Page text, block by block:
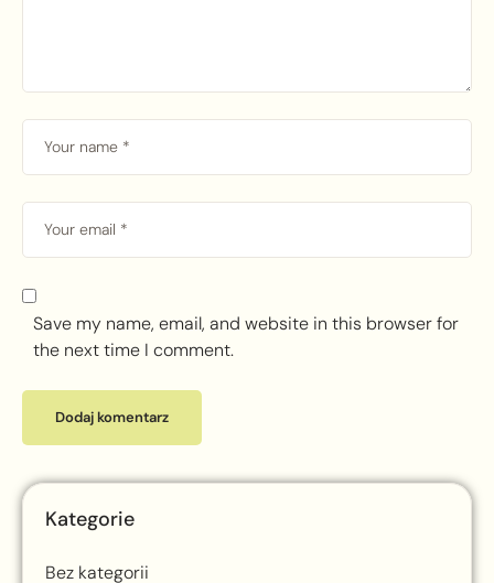
Save my name, email, and website in this browser for
the next time I comment.
Kategorie
Bez kategorii